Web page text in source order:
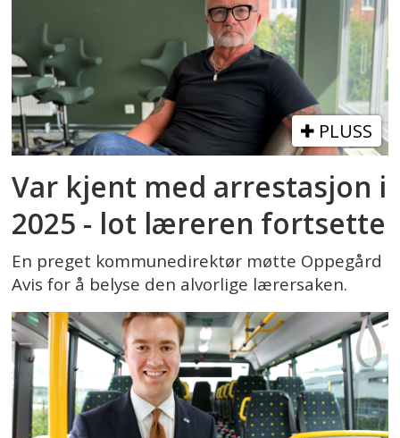
PLUSS
Var kjent med arrestasjon i
2025 - lot læreren fortsette
En preget kommunedirektør møtte Oppegård
Avis for å belyse den alvorlige lærersaken.